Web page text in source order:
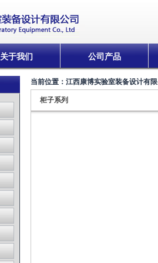
关于我们 公司产品
当前位置： 江西康博实验室装备设计有
柜子系列